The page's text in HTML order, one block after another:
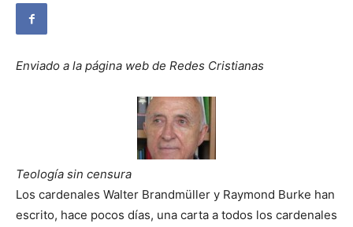
Enviado a la página web de Redes Cristianas
Teología sin censura
Los cardenales Walter Brandmüller y Raymond Burke han
escrito, hace pocos días, una carta a todos los cardenales